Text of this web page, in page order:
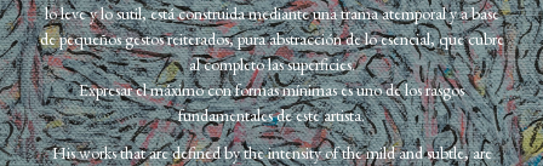
lo leve y lo sutil, está construida mediante una trama atemporal y a base
de pequeños gestos reiterados, pura abstracción de lo esencial, que cubre
al completo las superficies.
Expresar el máximo con formas mínimas es uno de los rasgos
fundamentales de este artista.
His works that are defined by the intensity of the mild and subtle, are